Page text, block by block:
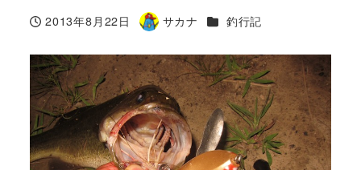
投稿日
2013年8月22日
著
サカナ カテゴリー
釣行記